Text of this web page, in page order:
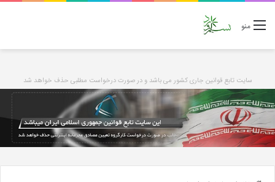
منو
سایت تابع قوانین جاری کشور می باشد و در صورت درخواست مطلبی حذف خواهد شد